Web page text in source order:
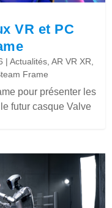
VR et PC
|Actualités,AR VR XR,
Frame
pour présenter les
futur casque Valve